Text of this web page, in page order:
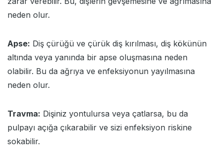
neden olur.
Apse: Diş çürüğü ve çürük diş kırılması, diş kökünün
altında veya yanında bir apse oluşmasına neden
olabilir. Bu da ağrıya ve enfeksiyonun yayılmasına
neden olur.
Travma: Dişiniz yontulursa veya çatlarsa, bu da
pulpayı açığa çıkarabilir ve sizi enfeksiyon riskine
sokabilir.